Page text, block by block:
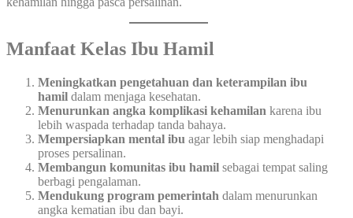
Manfaat Kelas Ibu Hamil
Meningkatkan pengetahuan dan keterampilan ibu
hamil dalam menjaga kesehatan.
Menurunkan angka komplikasi kehamilan karena ibu
lebih waspada terhadap tanda bahaya.
Mempersiapkan mental ibu agar lebih siap menghadapi
proses persalinan.
Membangun komunitas ibu hamil sebagai tempat saling
berbagi pengalaman.
Mendukung program pemerintah dalam menurunkan
angka kematian ibu dan bayi.